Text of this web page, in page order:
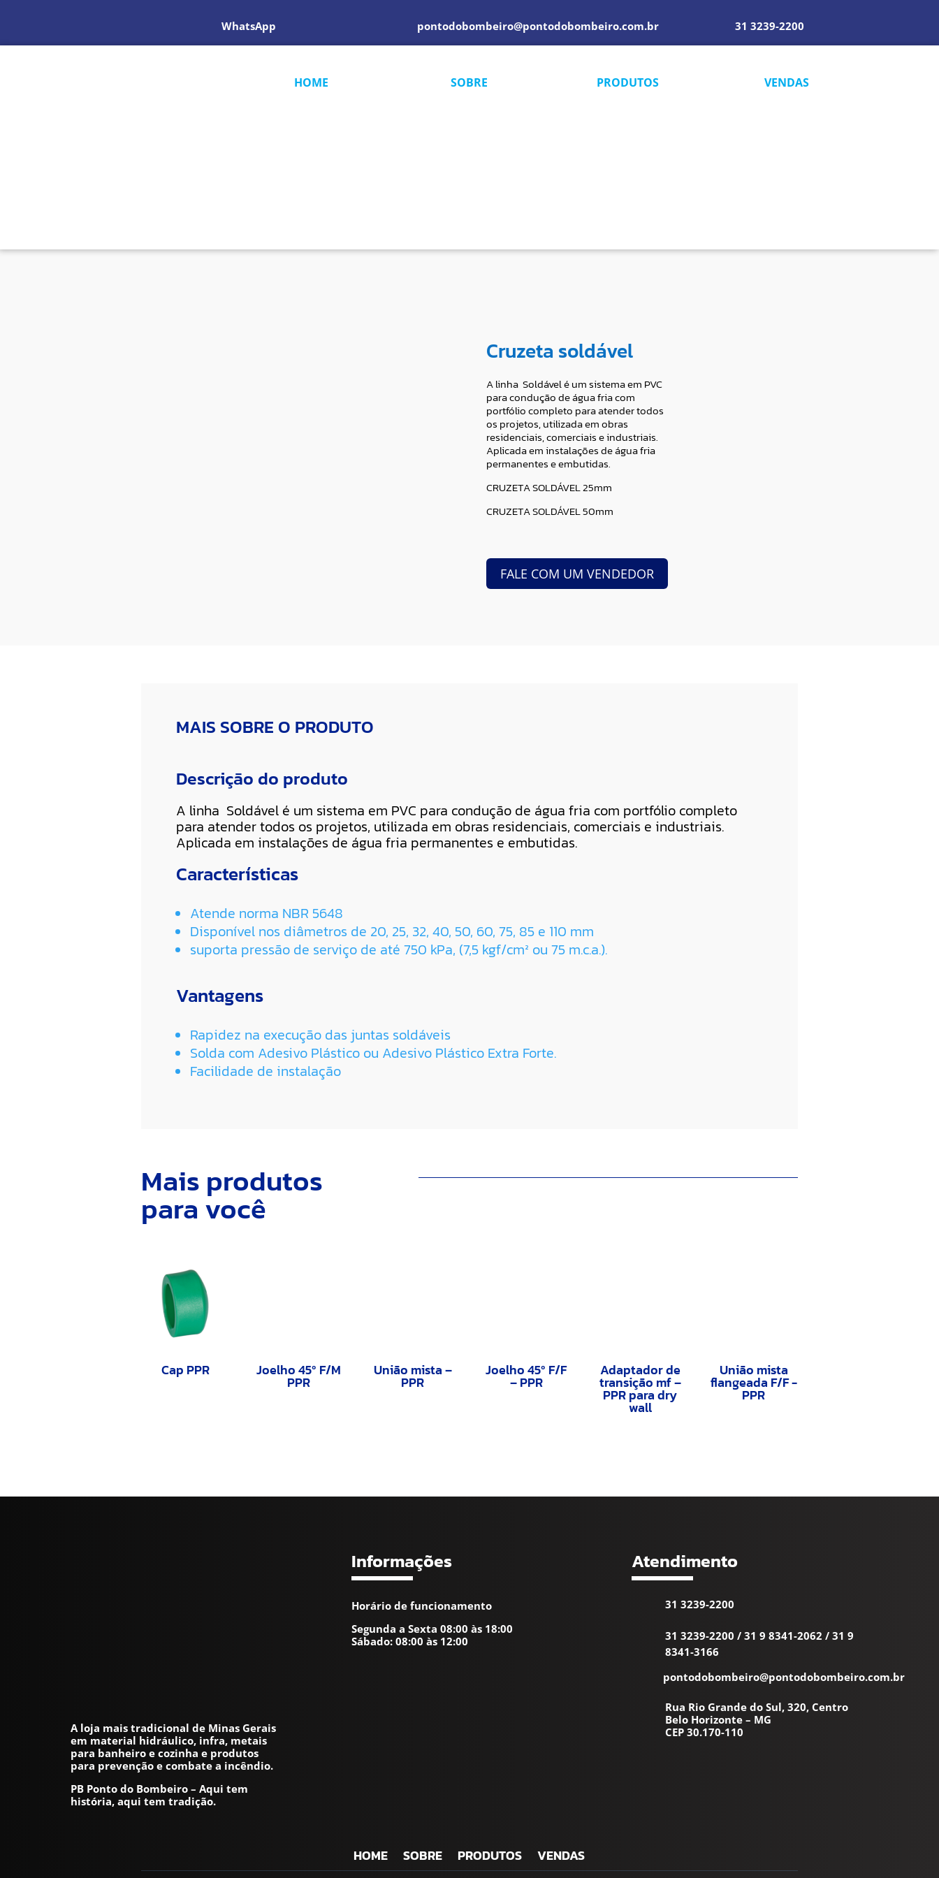
WhatsApp pontodobombeiro@pontodobombeiro.com.br 31 3239-2200
HOME SOBRE PRODUTOS VENDAS
Cruzeta soldável
A linha Soldável é um sistema em PVC
para condução de água fria com
portfólio completo para atender todos
os projetos, utilizada em obras
residenciais, comerciais e industriais.
Aplicada em instalações de água fria
permanentes e embutidas.
CRUZETA SOLDÁVEL 25mm
CRUZETA SOLDÁVEL 50mm
FALE COM UM VENDEDOR
MAIS SOBRE O PRODUTO
Descrição do produto
A linha Soldável é um sistema em PVC para condução de água fria com portfólio completo
para atender todos os projetos, utilizada em obras residenciais, comerciais e industriais.
Aplicada em instalações de água fria permanentes e embutidas.
Características
Atende norma NBR 5648
Disponível nos diâmetros de 20, 25, 32, 40, 50, 60, 75, 85 e 110 mm
suporta pressão de serviço de até 750 kPa, (7,5 kgf/cm² ou 75 m.c.a.).
Vantagens
Rapidez na execução das juntas soldáveis
Solda com Adesivo Plástico ou Adesivo Plástico Extra Forte.
Facilidade de instalação
Mais produtos
para você
Cap PPR Joelho 45º F/M
PPR
União mista –
PPR
Joelho 45º F/F
– PPR
Adaptador de
transição mf –
PPR para dry
wall
União mista
flangeada F/F -
PPR
A loja mais tradicional de Minas Gerais
em material hidráulico, infra, metais
para banheiro e cozinha e produtos
para prevenção e combate a incêndio.
PB Ponto do Bombeiro – Aqui tem
história, aqui tem tradição.
Informações
Horário de funcionamento
Segunda a Sexta 08:00 às 18:00
Sábado: 08:00 às 12:00
Atendimento
31 3239-2200
31 3239-2200 / 31 9 8341-2062 / 31 9
8341-3166
pontodobombeiro@pontodobombeiro.com.br
Rua Rio Grande do Sul, 320, Centro
Belo Horizonte – MG
CEP 30.170-110
HOME SOBRE PRODUTOS VENDAS